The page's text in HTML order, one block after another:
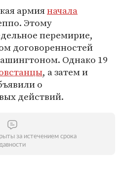
армияначала
Этому
перемирие,
договоренностей
Однако 19
, а затем и
о
действий.
за истечением срока